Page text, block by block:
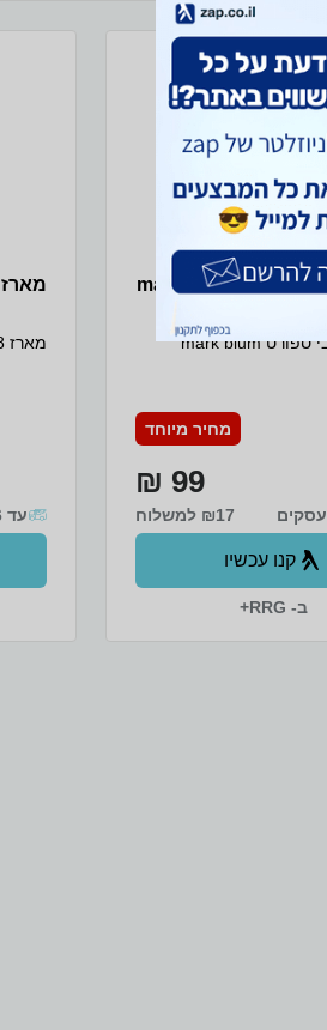
מחיר מיוחד
99 ₪
₪17 למשלוח
קנו עכשיו
ב- RRG+
מארז 18 גרבי ספורט mark blum
מארז 18 גרבי ספורט mark blum
עד 6 ימי עסקים